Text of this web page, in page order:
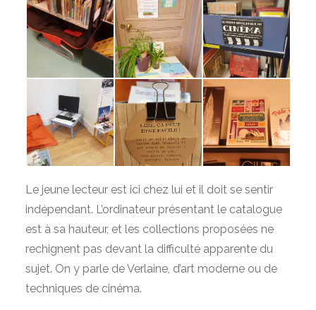
Le jeune lecteur est ici chez lui et il doit se sentir
indépendant. L’ordinateur présentant le catalogue
est à sa hauteur, et les collections proposées ne
rechignent pas devant la difficulté apparente du
sujet. On y parle de Verlaine, d’art moderne ou de
techniques de cinéma.